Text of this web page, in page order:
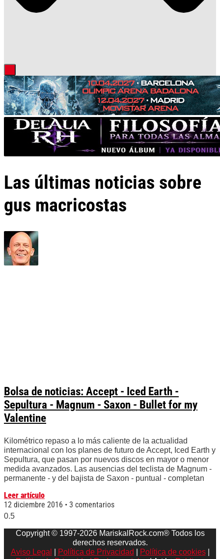
Las últimas noticias sobre
gus macricostas
Bolsa de noticias: Accept - Iced Earth -
Sepultura - Magnum - Saxon - Bullet for my
Valentine
Kilométrico repaso a lo más caliente de la actualidad
internacional con los planes de futuro de Accept, Iced Earth y
Sepultura, que pasan por nuevos discos en mayor o menor
medida avanzados. Las ausencias del teclista de Magnum -
permanente - y del bajista de Saxon - puntual - completan
Leer artículo
12 diciembre 2016
3 comentarios
Copyright © 1997-2026 MariskalRock.com® Todos los
derechos reservados.
Aviso Legal
Política de Privacidad Política de cookies|